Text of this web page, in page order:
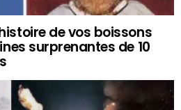
de vos boissons
surprenantes de 10